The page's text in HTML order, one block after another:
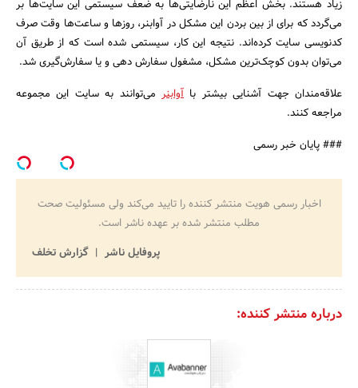
با کمی جستجو در اینترنت و دیدن چند سایت که فعالیتی مشابه به آوابنر
دارند. می‌توان دریافت که مشتریان ناراضی در بخش نظرات این سایت‌ها بسیار
زیاد هستند. بخش اعظم این نارضایتی‌ها به ضعف سیستمی این سایت‌ها بر
می‌گردد که برای از بین بردن این مشکل در آوابنر، روزها و ساعت‌ها وقت صرف
کدنویسی سایت کرده‌اند. نتیجه این کار، سیستمی شده است که از طریق آن
می‌توان بدون کوچک‌ترین مشکل، مشغول سفارش دهی و یا سفارش‌گیری شد.
مراجعه کنند.